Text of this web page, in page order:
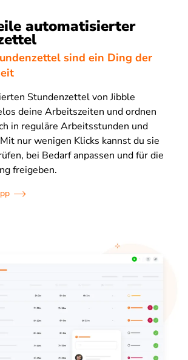
automatisierter
sind ein Ding der
Stundenzettel von Jibble
deine Arbeitszeiten und ordnen
in reguläre Arbeitsstunden und
nur wenigen Klicks kannst du sie
bei Bedarf anpassen und für die
freigeben.